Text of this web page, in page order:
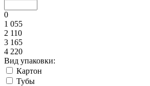
0
1 055
2 110
3 165
4 220
Вид упаковки:
Картон
Тубы